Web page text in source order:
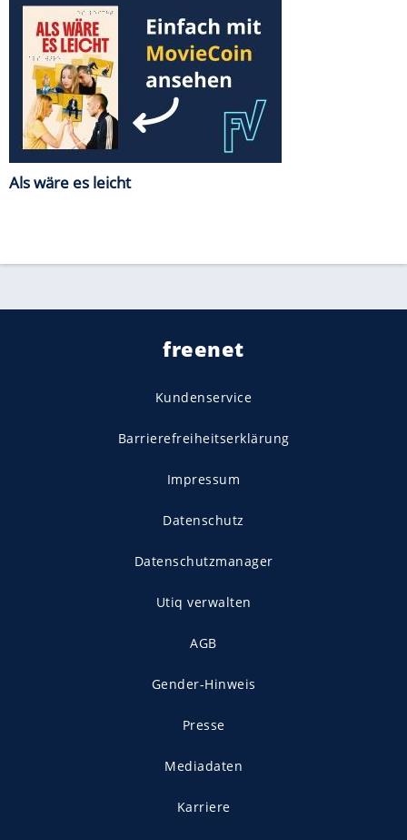
Als wäre es leicht
freenet
Kundenservice
Barrierefreiheitserklärung
Impressum
Datenschutz
Datenschutzmanager
Utiq verwalten
AGB
Gender-Hinweis
Presse
Mediadaten
Karriere